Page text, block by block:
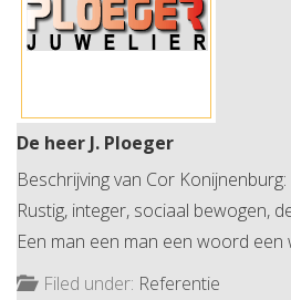
De heer J. Ploeger
Beschrijving van Cor Konijnenburg:
Rustig, integer, sociaal bewogen,
Een man een man een woord een
Filed under: Referentie